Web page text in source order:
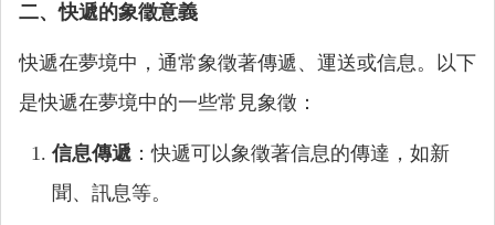
二、快遞的象徵意義
快遞在夢境中，通常象徵著傳遞、運送或信息。以下
是快遞在夢境中的一些常見象徵：
信息傳遞 ：快遞可以象徵著信息的傳達，如新
聞、訊息等。